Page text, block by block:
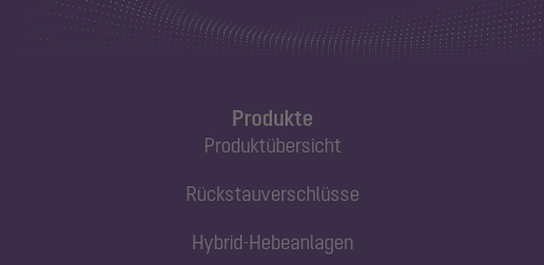
Produkte
Produktübersicht
Rückstauverschlüsse
Hybrid-Hebeanlagen